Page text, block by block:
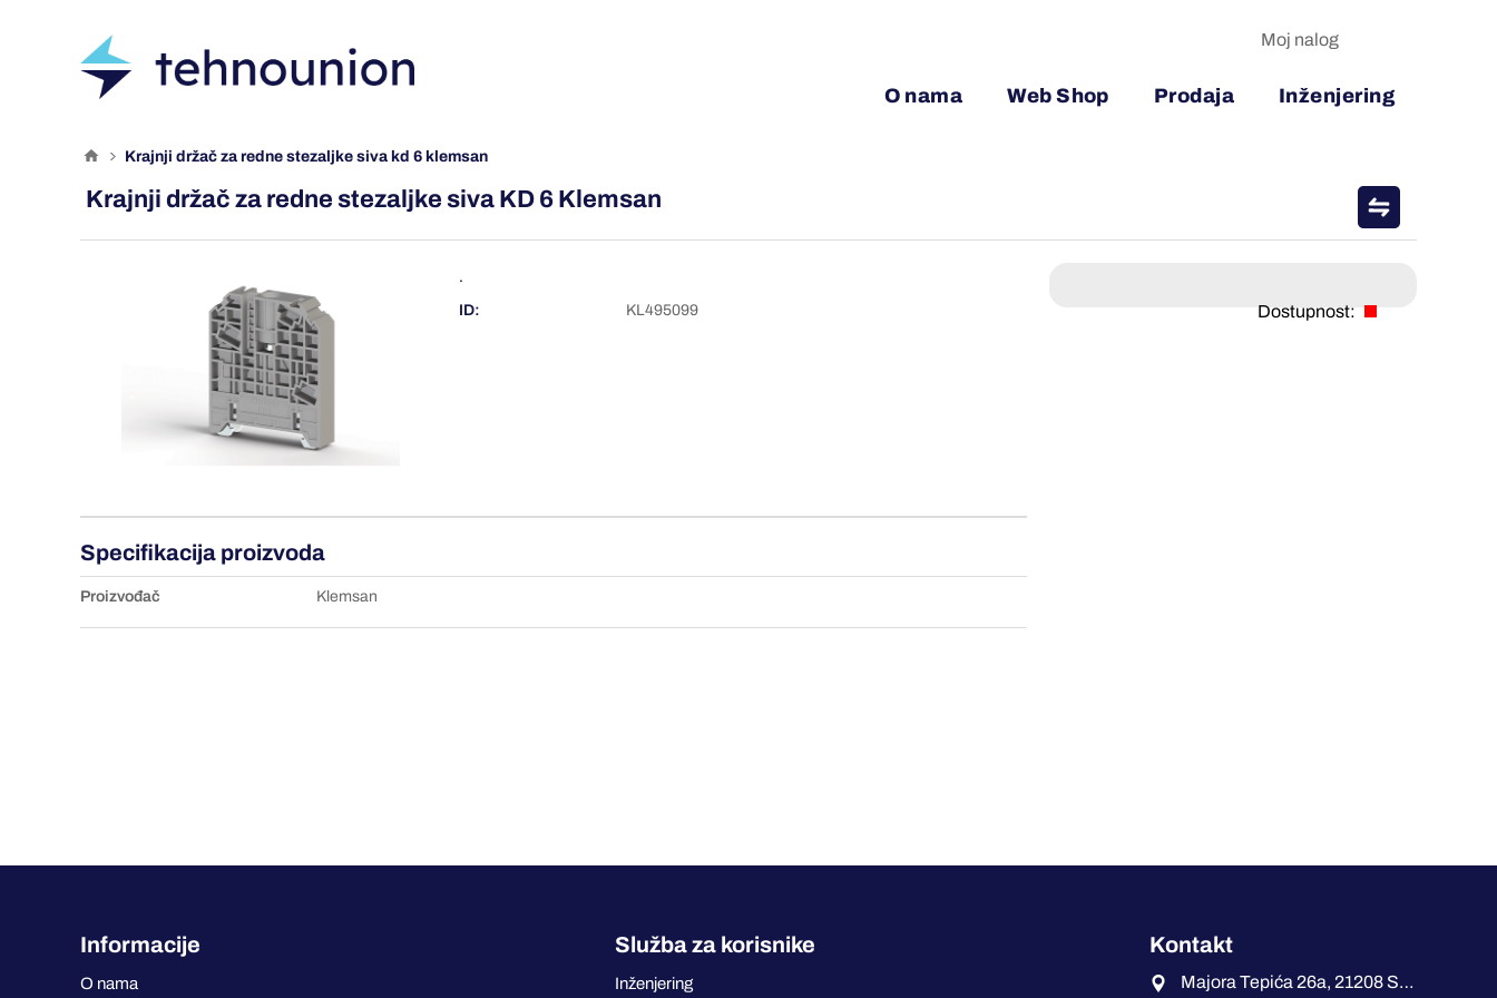
O nama Web Shop Prodaja Inženjering
Moj nalog
krajnji držač za redne stezaljke siva kd 6 klemsan
Krajnji držač za redne stezaljke siva KD 6 Klemsan
.
ID:
KL495099 Dostupnost:
Specifikacija proizvoda
Proizvođač Klemsan
Informacije
O nama
Služba za korisnike
Inženjering
Kontakt
Majora Tepića 26a, 21208 Sremska Kamenica